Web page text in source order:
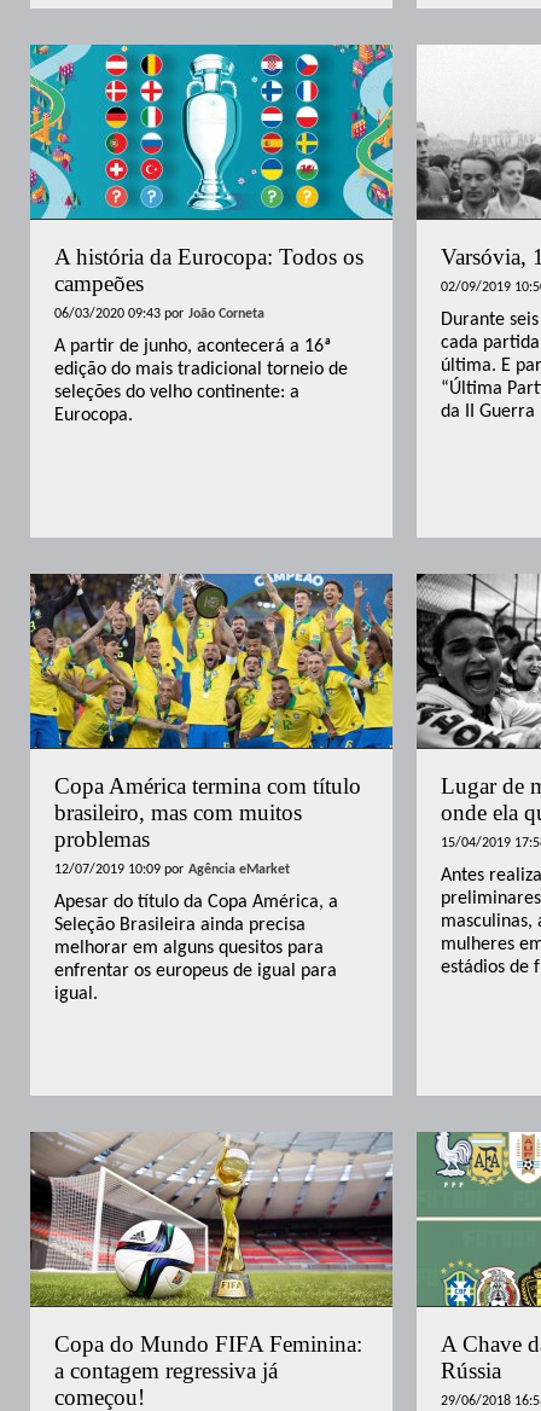
A história da Eurocopa: Todos os
campeões
06/03/2020 09:43 por João Corneta
A partir de junho, acontecerá a 16ª
edição do mais tradicional torneio de
seleções do velho continente: a
Eurocopa.
Varsóvia,
02/09/2019
Durante
cada
última. E
“Última
da II
Copa América termina com título
brasileiro, mas com muitos
problemas
12/07/2019 10:09 por Agência eMarket
Apesar do título da Copa América, a
Seleção Brasileira ainda precisa
melhorar em alguns quesitos para
enfrentar os europeus de igual para
igual.
Lugar de
onde ela
15/04/2019
Antes
masculinas,
mulheres
estádios de
Copa do Mundo FIFA Feminina:
a contagem regressiva já
começou!
A Chave
Rússia
29/06/2018